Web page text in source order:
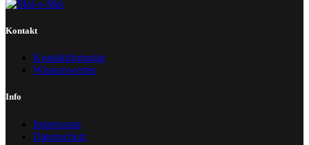
Kontakt
Kontaktformular
Wissenswertes
Info
Impressum
Datenschutz